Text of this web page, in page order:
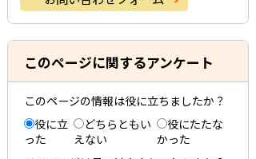
このページに関するアンケート
このページの情報は役に立ちましたか？
役に立
った
どちらともい
えない
役にたたな
かった